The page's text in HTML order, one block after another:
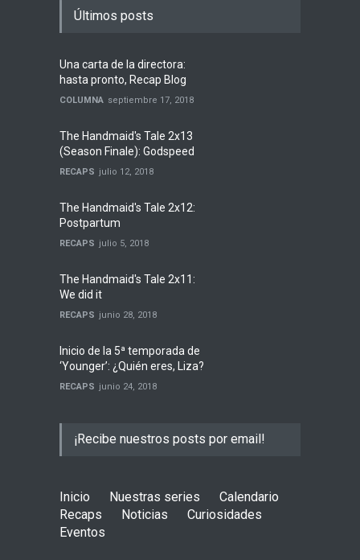
Últimos posts
Una carta de la directora:
hasta pronto, Recap Blog
COLUMNA septiembre 17, 2018
The Handmaid's Tale 2x13
(Season Finale): Godspeed
RECAPS julio 12, 2018
The Handmaid's Tale 2x12:
Postpartum
RECAPS julio 5, 2018
The Handmaid's Tale 2x11:
We did it
RECAPS junio 28, 2018
Inicio de la 5ª temporada de
‘Younger’: ¿Quién eres, Liza?
RECAPS junio 24, 2018
¡Recibe nuestros posts por email!
Inicio Nuestras series
Calendario
Recaps
Noticias
Curiosidades
Eventos